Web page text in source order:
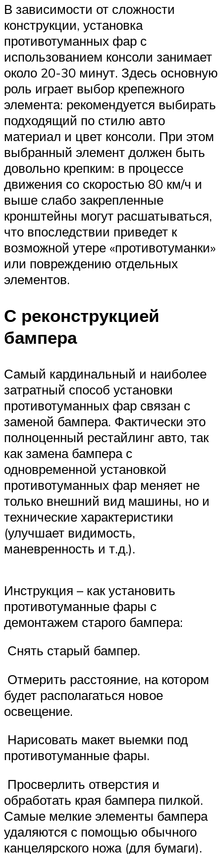
В зависимости от сложности
конструкции, установка
противотуманных фар с
использованием консоли занимает
около 20-30 минут. Здесь основную
роль играет выбор крепежного
элемента: рекомендуется выбирать
подходящий по стилю авто
материал и цвет консоли. При этом
выбранный элемент должен быть
довольно крепким: в процессе
движения со скоростью 80 км/ч и
выше слабо закрепленные
кронштейны могут расшатываться,
что впоследствии приведет к
возможной утере «противотуманки»
или повреждению отдельных
элементов.
С реконструкцией
бампера
Самый кардинальный и наиболее
затратный способ установки
противотуманных фар связан с
заменой бампера. Фактически это
полноценный рестайлинг авто, так
как замена бампера с
одновременной установкой
противотуманных фар меняет не
только внешний вид машины, но и
технические характеристики
(улучшает видимость,
маневренность и т.д.).
Инструкция – как установить
противотуманные фары с
демонтажем старого бампера:
Снять старый бампер.
Отмерить расстояние, на котором
будет располагаться новое
освещение.
Нарисовать макет выемки под
противотуманные фары.
Просверлить отверстия и
обработать края бампера пилкой.
Самые мелкие элементы бампера
удаляются с помощью обычного
канцелярского ножа (для бумаги).